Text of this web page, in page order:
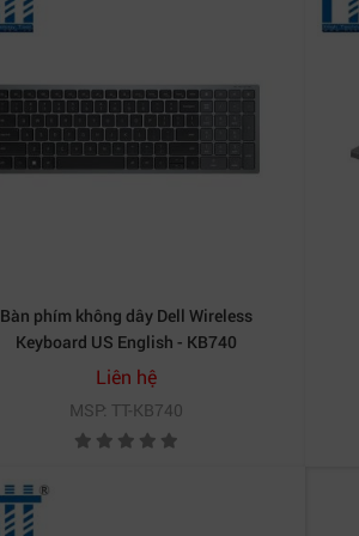
Bàn phím không dây Dell Wireless
Keyboard US English - KB740
Liên hệ
MSP: TT-KB740